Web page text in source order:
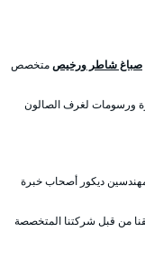
صباغ شاطر ورخيصمتخصص
ورسومات لغرف الصالون
ديكور أصحاب خبرة
من قبل شركتنا المتخصصة